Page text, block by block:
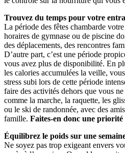
Trouvez du temps pour votre
La période des fêtes chambarde
horaires de gymnase ou de piscine
des déplacements, des rencontres
D’autre part, c’est une période
vous avez plus de disponibilité. En
les calories accumulées la veille,
stress subi lors de cette période
faire des activités dehors que vous
comme la marche, la raquette, les
ou le ski de randonnée, avec des
famille. Faites-en donc une priorité
Équilibrez le poids sur une
Ne soyez pas trop exigeant envers